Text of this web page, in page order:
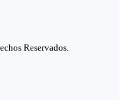
Reservados.